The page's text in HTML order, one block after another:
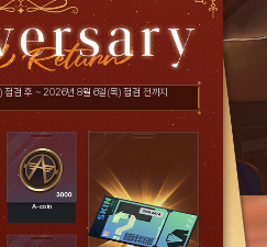
검 후 ~ 2026년 8월 6일(목) 점검 전까지
A-coin